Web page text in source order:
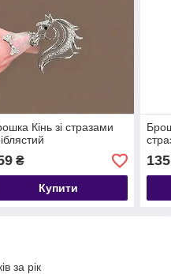
Кінь зі стразами
₴
Купити
135
за рік